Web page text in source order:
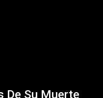
De Su Muerte